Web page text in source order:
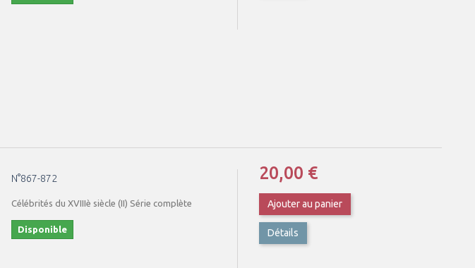
N°867-872
Célébrités du XVIIIè siècle (II) Série complète
Disponible
20,00 €
Ajouter au panier
Détails